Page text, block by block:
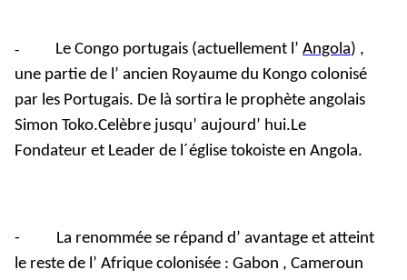
- Le Congo portugais (actuellement l’ Angola) ,
une partie de l’ ancien Royaume du Kongo colonisé
par les Portugais. De là sortira le prophète angolais
Simon Toko.Celèbre jusqu’ aujourd’ hui.Le
Fondateur et Leader de l´église tokoiste en Angola.
- La renommée se répand d’ avantage et atteint
le reste de l’ Afrique colonisée : Gabon , Cameroun